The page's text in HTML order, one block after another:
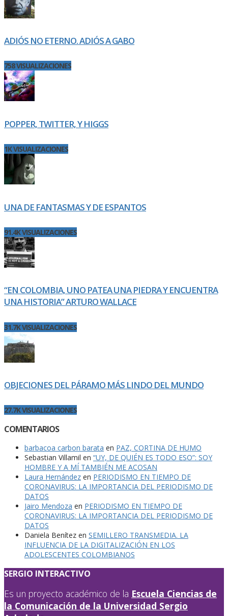
ADIÓS NO ETERNO. ADIÓS A GABO
758 VISUALIZACIONES
POPPER, TWITTER, Y HIGGS
1K VISUALIZACIONES
UNA DE FANTASMAS Y DE ESPANTOS
91.4K VISUALIZACIONES
“EN COLOMBIA, UNO PATEA UNA PIEDRA Y ENCUENTRA
UNA HISTORIA” ARTURO WALLACE
31.7K VISUALIZACIONES
OBJECIONES DEL PÁRAMO MÁS LINDO DEL MUNDO
27.7K VISUALIZACIONES
COMENTARIOS
barbacoa carbon barata en PAZ, CORTINA DE HUMO
Sebastian Villamil en “UY, DE QUIÉN ES TODO ESO”: SOY
HOMBRE Y A MÍ TAMBIÉN ME ACOSAN
Laura Hernández en PERIODISMO EN TIEMPO DE
CORONAVIRUS: LA IMPORTANCIA DEL PERIODISMO DE
DATOS
Jairo Mendoza en PERIODISMO EN TIEMPO DE
CORONAVIRUS: LA IMPORTANCIA DEL PERIODISMO DE
DATOS
Daniela Benítez en SEMILLERO TRANSMEDIA. LA
INFLUENCIA DE LA DIGITALIZACIÓN EN LOS
ADOLESCENTES COLOMBIANOS
SERGIO INTERACTIVO
Es un proyecto académico de la Escuela Ciencias de
la Comunicación de la Universidad Sergio